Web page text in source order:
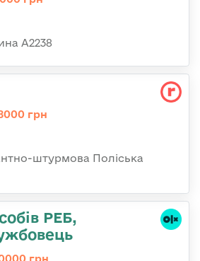
А2238
грн
штурмова Поліська
РЕБ,